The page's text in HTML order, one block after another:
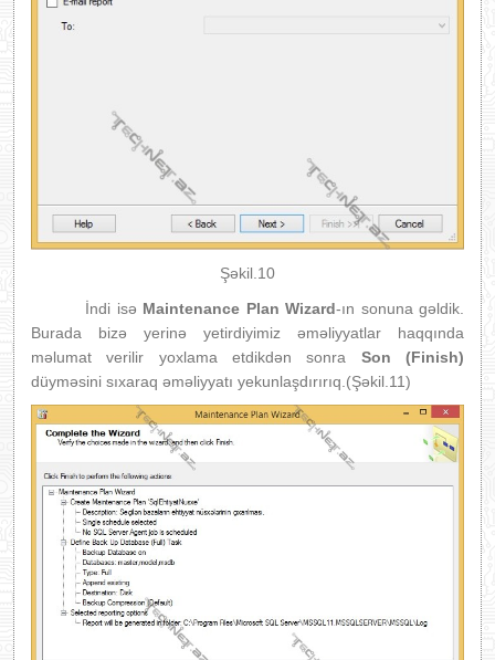
Şəkil.10
İndi isə Maintenance Plan Wizard-ın sonuna gəldik.
Burada bizə yerinə yetirdiyimiz əməliyyatlar haqqında
məlumat verilir yoxlama etdikdən sonra Son (Finish)
düyməsini sıxaraq əməliyyatı yekunlaşdırırıq.(Şəkil.11)